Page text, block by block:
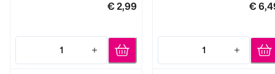
€ 2,99
1
Quantity: 1
€
1
Quantity: 1